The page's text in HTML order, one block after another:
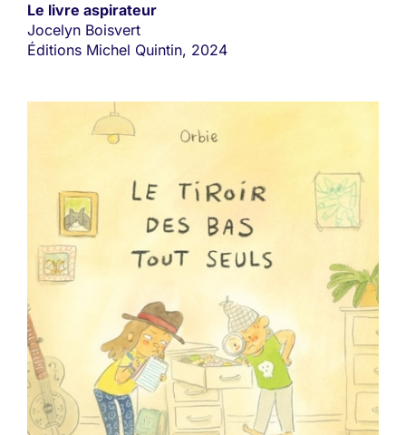
Le livre aspirateur
Jocelyn Boisvert
Éditions Michel Quintin, 2024